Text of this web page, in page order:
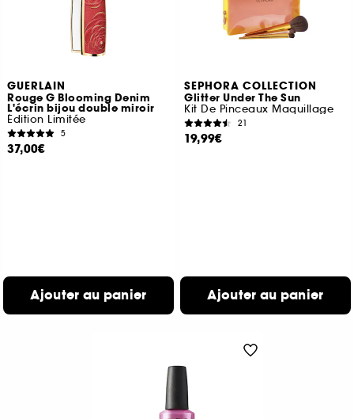
GUERLAIN
Rouge G Blooming Denim
L'écrin bijou double miroir
Édition Limitée
5
37,00€
Ajouter au panier
SEPHORA COLLECTION
Glitter Under The Sun
Kit De Pinceaux Maquillage
21
19,99€
Ajouter au panier